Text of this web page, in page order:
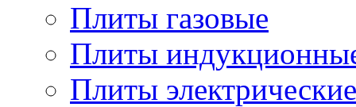
Плиты газовые
Плиты
Плиты электрические